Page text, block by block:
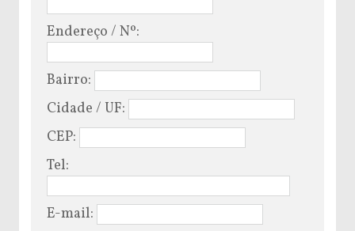
Endereço / Nº:
Bairro:
Cidade / UF:
CEP:
Tel:
E-mail: